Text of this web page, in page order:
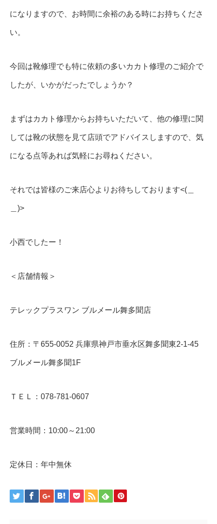
になりますので、お時間に余裕のある時にお持ちくださ
い。
今回は靴修理でも特に依頼の多いカカト修理のご紹介で
したが、いかがだったでしょうか？
まずはカカト修理からお持ちいただいて、他の修理に関
しては靴の状態を見て店頭でアドバイスしますので、気
になる点等あれば気軽にお尋ねください。
それでは皆様のご来店心よりお待ちしております<(＿
＿)>
小西でしたー！
＜店舗情報＞
テレックプラスワン ブルメール舞多聞店
住所：〒655-0052 兵庫県神戸市垂水区舞多聞東2-1-45
ブルメール舞多聞1F
ＴＥＬ：078-781-0607
営業時間：10:00～21:00
定休日：年中無休